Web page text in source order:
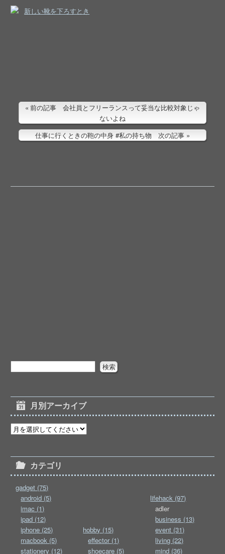
新しい靴を下ろすとき
前の記事 会社員とフリーランスって妥当な比較対象じゃ
ないよね
仕事に行くときの鞄の中身 #私の持ち物 次の記事
月別アーカイブ
カテゴリ
gadget (75)
android (5)
imac (1)
ipad (12)
iphone (25)
macbook (5)
stationery (12)
hobby (15)
effector (1)
shoecare (5)
lifehack (97)
adler
business (13)
event (31)
living (22)
mind (36)